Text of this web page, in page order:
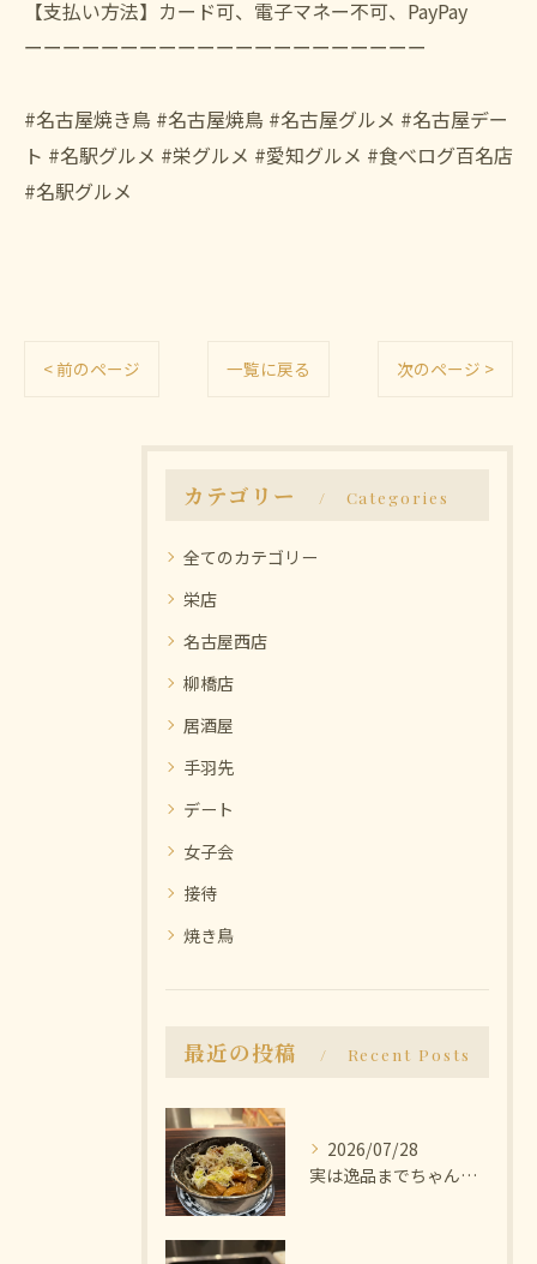
【支払い方法】カード可、電子マネー不可、PayPay
ーーーーーーーーーーーーーーーーーーーーー
#名古屋焼き鳥 #名古屋焼鳥 #名古屋グルメ #名古屋デー
ト #名駅グルメ #栄グルメ #愛知グルメ #食べログ百名店
#名駅グルメ
< 前のページ 一覧に戻る 次のページ >
カテゴリー Categories
全てのカテゴリー
栄店
名古屋西店
柳橋店
居酒屋
手羽先
デート
女子会
接待
焼き鳥
最近の投稿 Recent Posts
2026/07/28
実は逸品までちゃんと美味しいんです🫨